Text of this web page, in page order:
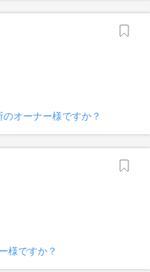
オーナー様ですか？
様ですか？